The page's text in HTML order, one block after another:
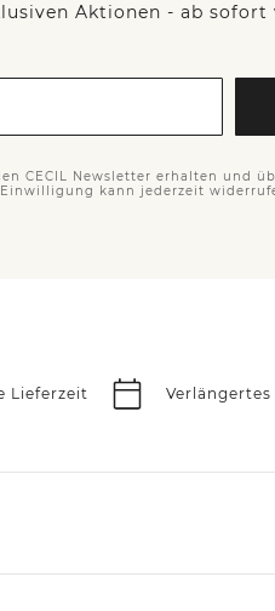
Aktionen - ab
CECIL Newsletter erhalten und
kann jederzeit
Lieferzeit